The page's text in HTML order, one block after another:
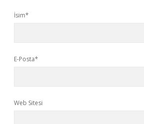
İsim*
E-Posta*
Web Sitesi